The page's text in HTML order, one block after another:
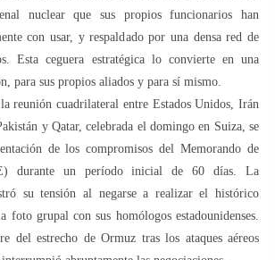
nuclear que sus propios funcionarios han
con usar, y respaldado por una densa red de
Esta ceguera estratégica lo convierte en una
para sus propios aliados y para sí mismo.
reunión cuadrilateral entre Estados Unidos, Irán
y Qatar, celebrada el domingo en Suiza, se
de los compromisos del Memorando de
durante un período inicial de 60 días. La
su tensión al negarse a realizar el histórico
foto grupal con sus homólogos estadounidenses.
del estrecho de Ormuz tras los ataques aéreos